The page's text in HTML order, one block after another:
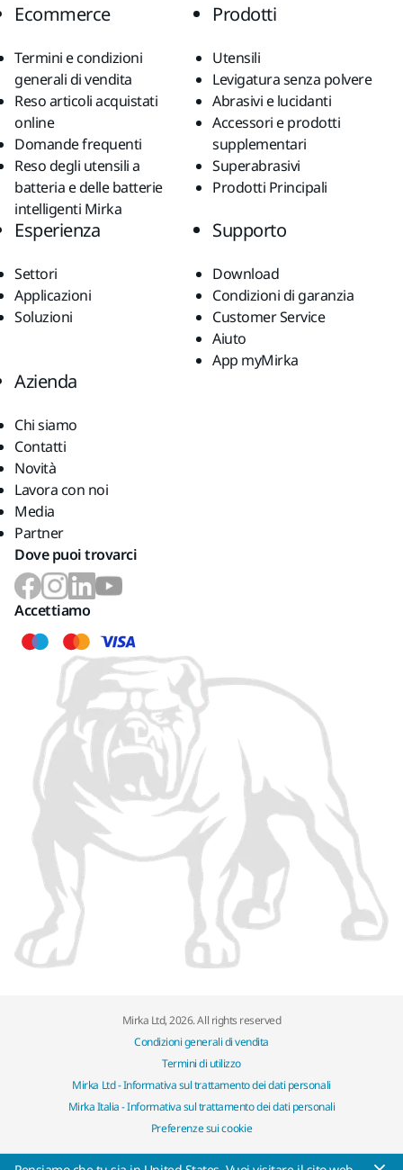
Ecommerce
Termini e condizioni
generali di vendita
Reso articoli acquistati
online
Domande frequenti
Reso degli utensili a
batteria e delle batterie
intelligenti Mirka
Prodotti
Utensili
Levigatura senza polvere
Abrasivi e lucidanti
Accessori e prodotti
supplementari
Superabrasivi
Prodotti Principali
Esperienza
Settori
Applicazioni
Soluzioni
Supporto
Download
Condizioni di garanzia
Customer Service
Aiuto
App myMirka
Azienda
Chi siamo
Contatti
Novità
Lavora con noi
Media
Partner
Dove puoi trovarci
Accettiamo
Mirka Ltd, 2026. All rights reserved
Condizioni generali di vendita
Termini di utilizzo
Mirka Ltd - Informativa sul trattamento dei dati personali
Mirka Italia - Informativa sul trattamento dei dati personali
Preferenze sui cookie